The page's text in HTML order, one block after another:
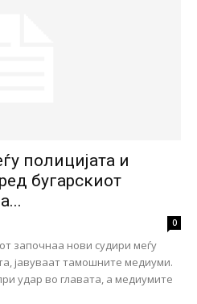
полицијата и
бугарскиот
0
започнаа нови судири меѓу
јавуваат тамошните медиуми.
удар во главата, а медиумите